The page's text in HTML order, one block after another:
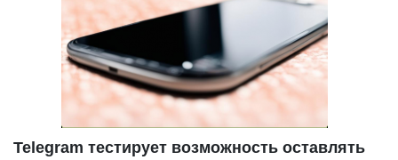
Telegram тестирует возможность оставлять